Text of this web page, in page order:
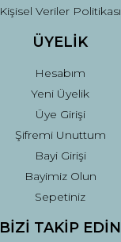
Kişisel Veriler Politikası
ÜYELİK
Hesabım
Yeni Üyelik
Üye Girişi
Şifremi Unuttum
Bayi Girişi
Bayimiz Olun
Sepetiniz
BİZİ TAKİP EDİN